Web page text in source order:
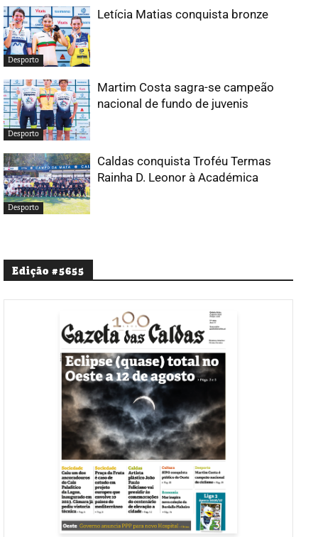
Desporto
Letícia Matias conquista bronze
Desporto
Martim Costa sagra-se campeão
nacional de fundo de juvenis
Desporto
Caldas conquista Troféu Termas
Rainha D. Leonor à Académica
Edição #5655